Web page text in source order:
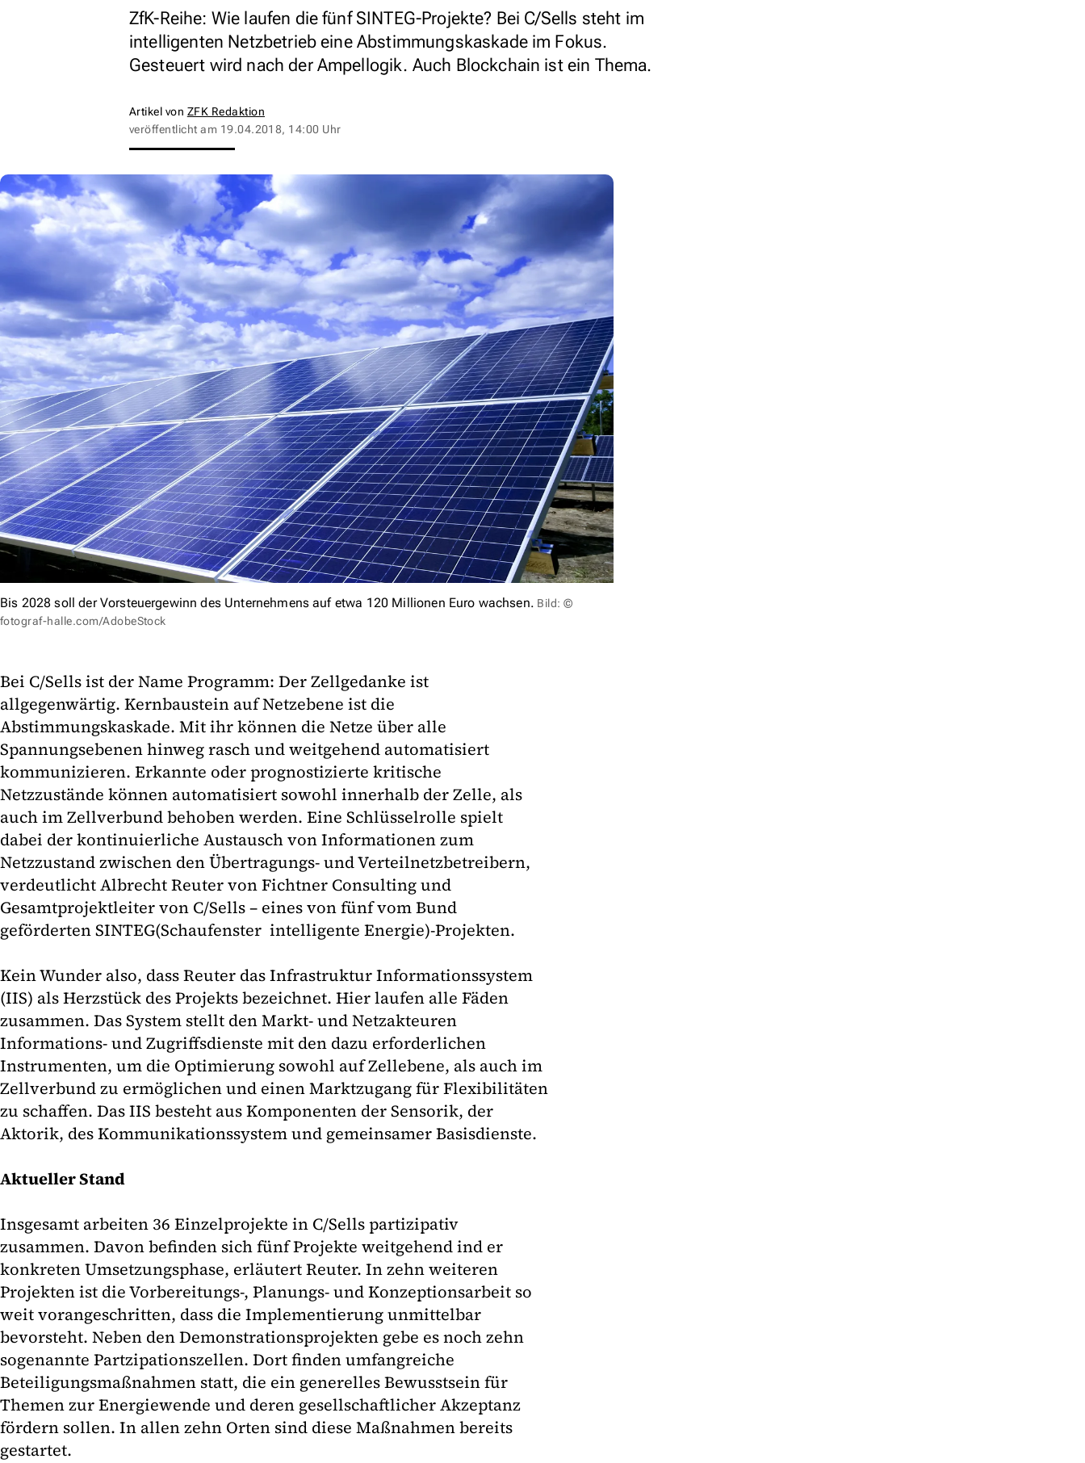
ZfK-Reihe: Wie laufen die fünf SINTEG-Projekte? Bei C/Sells steht im
intelligenten Netzbetrieb eine Abstimmungskaskade im Fokus.
Gesteuert wird nach der Ampellogik. Auch Blockchain ist ein Thema.
Artikel von ZFK Redaktion
veröffentlicht am 19.04.2018, 14:00 Uhr
Bis 2028 soll der Vorsteuergewinn des Unternehmens auf etwa 120 Millionen Euro wachsen. Bild: ©
fotograf-halle.com/AdobeStock
Bei C/Sells ist der Name Programm: Der Zellgedanke ist
allgegenwärtig. Kernbaustein auf Netzebene ist die
Abstimmungskaskade. Mit ihr können die Netze über alle
Spannungsebenen hinweg rasch und weitgehend automatisiert
kommunizieren. Erkannte oder prognostizierte kritische
Netzzustände können automatisiert sowohl innerhalb der Zelle, als
auch im Zellverbund behoben werden. Eine Schlüsselrolle spielt
dabei der kontinuierliche Austausch von Informationen zum
Netzzustand zwischen den Übertragungs- und Verteilnetzbetreibern,
verdeutlicht Albrecht Reuter von Fichtner Consulting und
Gesamtprojektleiter von C/Sells – eines von fünf vom Bund
geförderten SINTEG(Schaufenster intelligente Energie)-Projekten.
Kein Wunder also, dass Reuter das Infrastruktur Informationssystem
(IIS) als Herzstück des Projekts bezeichnet. Hier laufen alle Fäden
zusammen. Das System stellt den Markt- und Netzakteuren
Informations- und Zugriffsdienste mit den dazu erforderlichen
Instrumenten, um die Optimierung sowohl auf Zellebene, als auch im
Zellverbund zu ermöglichen und einen Marktzugang für Flexibilitäten
zu schaffen. Das IIS besteht aus Komponenten der Sensorik, der
Aktorik, des Kommunikationssystem und gemeinsamer Basisdienste.
Aktueller Stand
Insgesamt arbeiten 36 Einzelprojekte in C/Sells partizipativ
zusammen. Davon befinden sich fünf Projekte weitgehend ind er
konkreten Umsetzungsphase, erläutert Reuter. In zehn weiteren
Projekten ist die Vorbereitungs-, Planungs- und Konzeptionsarbeit so
weit vorangeschritten, dass die Implementierung unmittelbar
bevorsteht. Neben den Demonstrationsprojekten gebe es noch zehn
sogenannte Partzipationszellen. Dort finden umfangreiche
Beteiligungsmaßnahmen statt, die ein generelles Bewusstsein für
Themen zur Energiewende und deren gesellschaftlicher Akzeptanz
fördern sollen. In allen zehn Orten sind diese Maßnahmen bereits
gestartet.